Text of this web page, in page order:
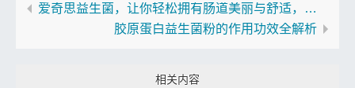
爱奇思益生菌，让你轻松拥有肠道美丽与舒适，必看
胶原蛋白益生菌粉的作用功效全解析
相关内容